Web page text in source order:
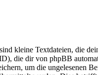
kleine Textdateien, die
die dir von phpBB
um die ungelesenen